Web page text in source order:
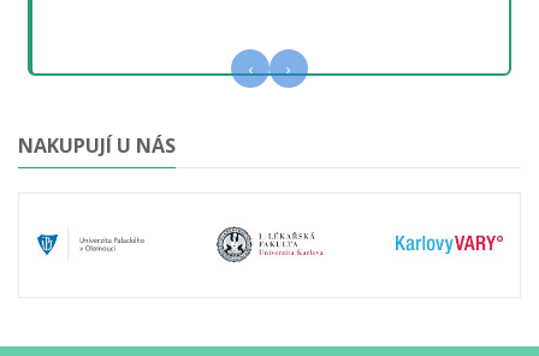
‹ ›
NAKUPUJÍ U NÁS